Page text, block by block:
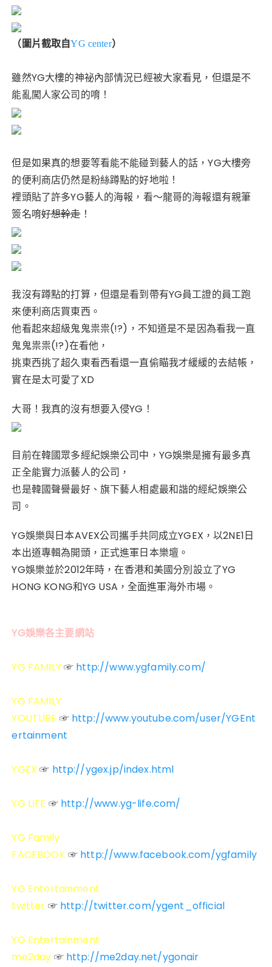
（圖片截取自YG center）
雖然YG大樓的神祕內部情況已經被大家看見，但還是不
能亂闖人家公司的唷！
但是如果真的想要等看能不能碰到藝人的話，YG大樓旁
的便利商店仍然是粉絲蹲點的好地啦！
裡頭貼了許多YG藝人的海報，看～龍哥的海報還有親筆
簽名唷好想幹走！
我沒有蹲點的打算，但還是看到帶有YG員工證的員工跑
來便利商店買東西。
他看起來超級鬼鬼祟祟(!?)，不知道是不是因為看我一直
鬼鬼祟祟(!?)在看他，
挑東西挑了超久東看西看還一直偷瞄我才緩緩的去結帳，
實在是太可愛了XD
大哥！我真的沒有想要入侵YG！
目前在韓國眾多經紀娛樂公司中，YG娛樂是擁有最多真
正全能實力派藝人的公司，
也是韓國聲譽最好、旗下藝人相處最和諧的經紀娛樂公
司。
YG娛樂與日本AVEX公司攜手共同成立YGEX，以2NE1日
本出道專輯為開頭，正式進軍日本樂壇。
YG娛樂並於2012年時，在香港和美國分別設立了YG
HONG KONG和YG USA，全面進軍海外市場。
YG娛樂各主要網站
YG FAMILY ☞ http://www.ygfamily.com/
YG FAMILY
YOUTUBE ☞ http://www.youtube.com/user/YGEnt
ertainment
YGEX ☞ http://ygex.jp/index.html
YG LIFE ☞ http://www.yg-life.com/
YG Family
FACEBOOK ☞ http://www.facebook.com/ygfamily
YG Entertainment
twitter ☞ http://twitter.com/ygent_official
YG Entertainment
me2day ☞ http://me2day.net/ygonair